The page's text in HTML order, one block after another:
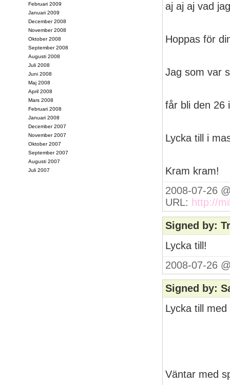
aj aj aj vad
Hoppas för
Jag som var
får bli den 26
Lycka till i
Kram kram!
2008-07-26
URL: http://
Signed by:
Lycka till!
2008-07-26
Signed by:
Lycka till
Väntar med
Februari 2009
Januari 2009
December 2008
November 2008
Oktober 2008
September 2008
Augusti 2008
Juli 2008
Juni 2008
Maj 2008
April 2008
Mars 2008
Februari 2008
Januari 2008
December 2007
November 2007
Oktober 2007
September 2007
Augusti 2007
Juli 2007